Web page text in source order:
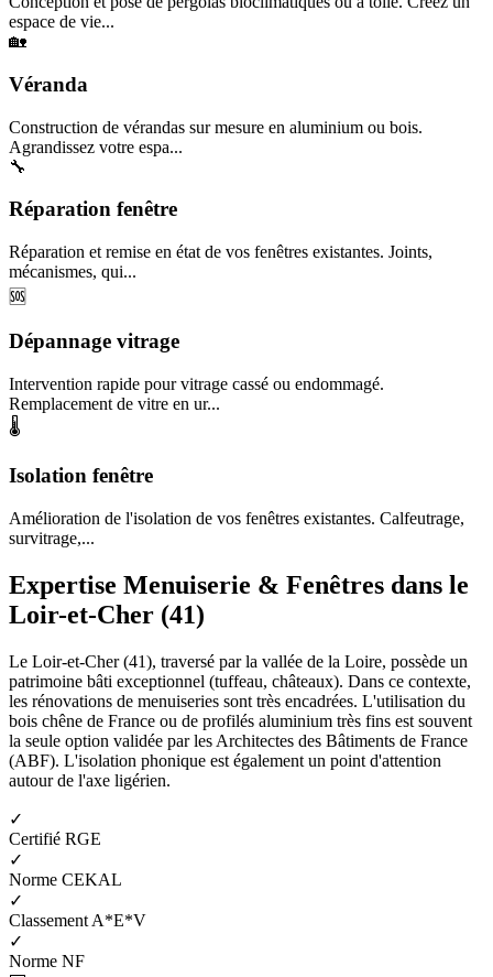
espace de vie...
🏡
Véranda
Construction de vérandas sur mesure en aluminium ou bois.
Agrandissez votre espa...
🔧
Réparation fenêtre
Réparation et remise en état de vos fenêtres existantes. Joints,
mécanismes, qui...
🆘
Dépannage vitrage
Intervention rapide pour vitrage cassé ou endommagé.
Remplacement de vitre en ur...
🌡️
Isolation fenêtre
Amélioration de l'isolation de vos fenêtres existantes. Calfeutrage,
survitrage,...
Expertise Menuiserie & Fenêtres dans le
Loir-et-Cher (41)
Le Loir-et-Cher (41), traversé par la vallée de la Loire, possède un
patrimoine bâti exceptionnel (tuffeau, châteaux). Dans ce contexte,
les rénovations de menuiseries sont très encadrées. L'utilisation du
bois chêne de France ou de profilés aluminium très fins est souvent
la seule option validée par les Architectes des Bâtiments de France
(ABF). L'isolation phonique est également un point d'attention
autour de l'axe ligérien.
✓
Certifié RGE
✓
Norme CEKAL
✓
Classement A*E*V
✓
Norme NF